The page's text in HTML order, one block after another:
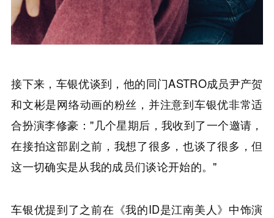
接下来，车银优谈到，他的同门ASTRO成员尹产贺
和文彬是网络动画的粉丝，并注意到车银优非常适
合扮演李修豪："几个星期后，我收到了一个邀请，
在接拍这部剧之前，我想了很多，也谈了很多，但
这一切确实是从我的成员们谈论开始的。"
车银优提到了之前在《我的ID是江南美人》中饰演